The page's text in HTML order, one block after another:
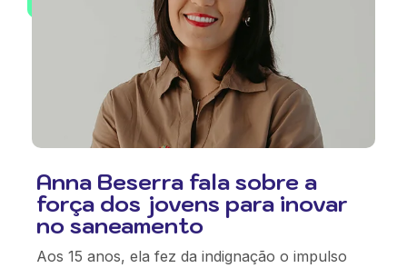
Anna Beserra fala sobre a
força dos jovens para inovar
no saneamento
Aos 15 anos, ela fez da indignação o impulso